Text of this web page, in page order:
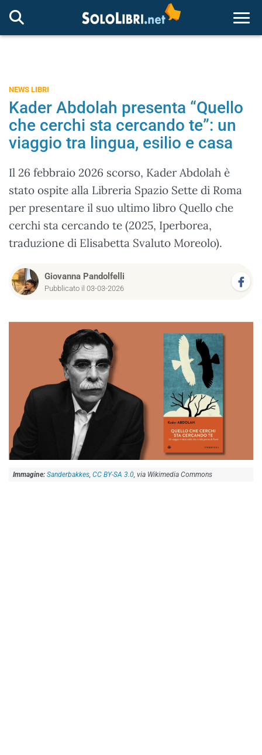
NEWS LIBRI
Kader Abdolah presenta “Quello
che cerchi sta cercando te”: un
viaggio tra lingua, esilio e casa
Il 26 febbraio 2026 scorso, Kader Abdolah è
stato ospite alla Libreria Spazio Sette di Roma
per presentare il suo ultimo libro Quello che
cerchi sta cercando te (2025, Iperborea,
traduzione di Elisabetta Svaluto Moreolo).
Giovanna Pandolfelli
Pubblicato il 03-03-2026
Sanderbakkes CC BY-SA 3.0 , via Wikimedia Commons